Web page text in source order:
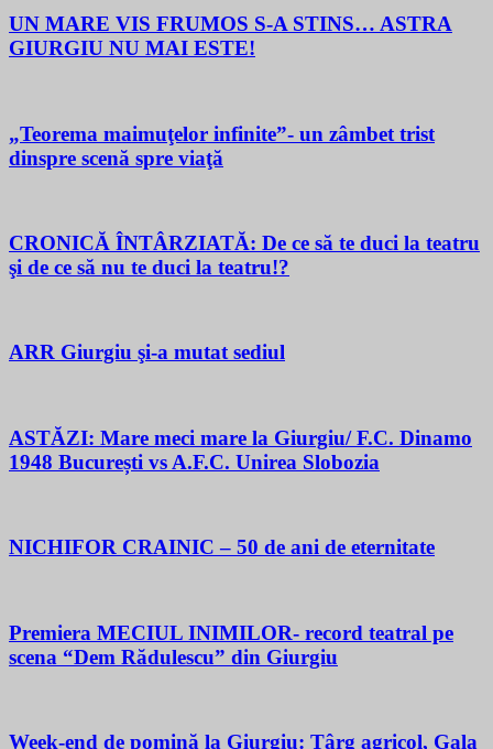
UN MARE VIS FRUMOS S-A STINS… ASTRA
GIURGIU NU MAI ESTE!
„Teorema maimuţelor infinite”- un zâmbet trist
dinspre scenă spre viaţă
CRONICĂ ÎNTÂRZIATĂ: De ce să te duci la teatru
şi de ce să nu te duci la teatru!?
ARR Giurgiu şi-a mutat sediul
ASTĂZI: Mare meci mare la Giurgiu/ F.C. Dinamo
1948 București vs A.F.C. Unirea Slobozia
NICHIFOR CRAINIC – 50 de ani de eternitate
Premiera MECIUL INIMILOR- record teatral pe
scena “Dem Rădulescu” din Giurgiu
Week-end de pomină la Giurgiu: Târg agricol, Gala